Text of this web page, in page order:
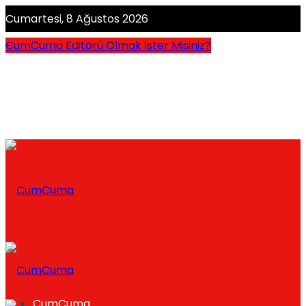
Cumartesi, 8 Ağustos 2026
CumCuma Editörü Olmak İster Misiniz?